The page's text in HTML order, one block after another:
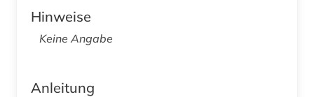
Hinweise
Keine Angabe
Anleitung